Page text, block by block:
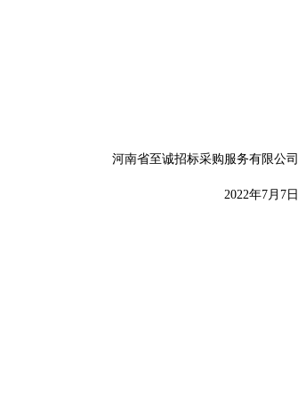
河南省至诚招标采购服务有限公司
2022年7月7日